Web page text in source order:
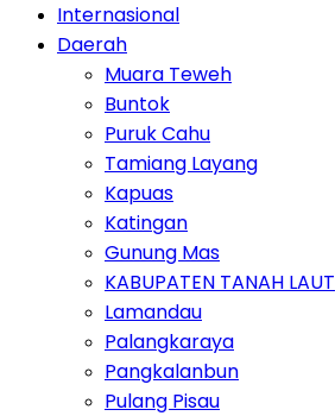
Internasional
Daerah
Muara Teweh
Buntok
Puruk Cahu
Tamiang Layang
Kapuas
Katingan
Gunung Mas
KABUPATEN TANAH LAUT
Lamandau
Palangkaraya
Pangkalanbun
Pulang Pisau